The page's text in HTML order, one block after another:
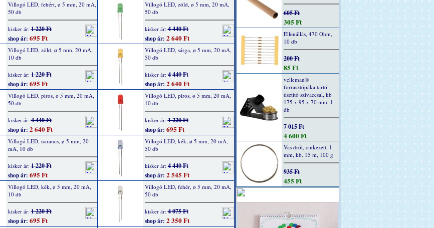
Villogó LED, fehért, ø 5 mm, 20 mA,
50 db
kisker ár:1 220 Ft
shop ár: 695 Ft
Villogó LED, zöld, ø 5 mm, 20 mA,
50 db
kisker ár:4 440 Ft
shop ár: 2 640 Ft
Villogó LED, zöld, ø 5 mm, 20 mA,
10 db
kisker ár:1 220 Ft
shop ár: 695 Ft
Villogó LED, sárga, ø 5 mm, 20 mA,
50 db
kisker ár:4 440 Ft
shop ár: 2 640 Ft
Villogó LED, piros, ø 5 mm, 20 mA,
50 db
kisker ár:4 440 Ft
shop ár: 2 640 Ft
Villogó LED, piros, ø 5 mm, 20 mA,
10 db
kisker ár:1 220 Ft
shop ár: 695 Ft
Villogó LED, narancs, ø 5 mm, 20
mA, 10 db
kisker ár:1 220 Ft
shop ár: 695 Ft
Villogó LED, kék, ø 5 mm, 20 mA,
50 db
kisker ár:4 440 Ft
shop ár: 2 545 Ft
Villogó LED, kék, ø 5 mm, 20 mA,
10 db
kisker ár:1 220 Ft
shop ár: 695 Ft
Villogó LED, fehér, ø 5 mm, 20 mA,
50 db
kisker ár:4 075 Ft
shop ár: 2 350 Ft
605 Ft
305 Ft
Ellenállás, 470 Ohm,
10 db
200 Ft
85 Ft
velleman®
forrasztópáka tartó
tisztító szivaccsal, kb
175 x 95 x 70 mm, 1
db
7 015 Ft
4 600 Ft
Vas drót, cinkezett, 1
mm, kb. 15 m, 100 g
935 Ft
455 Ft